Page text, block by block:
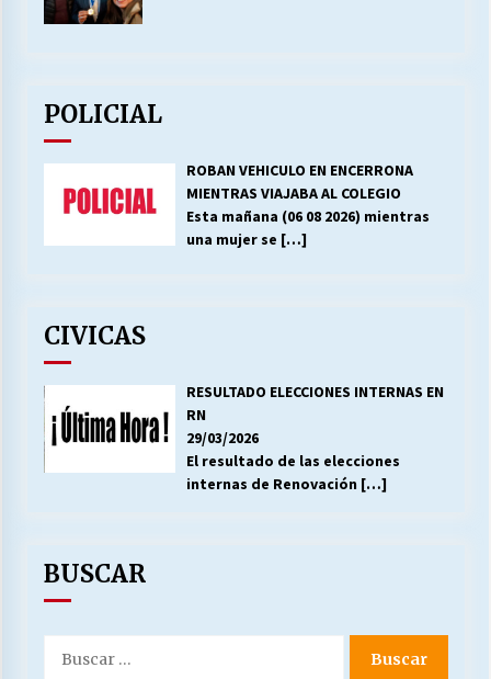
POLICIAL
ROBAN VEHICULO EN ENCERRONA
MIENTRAS VIAJABA AL COLEGIO
Esta mañana (06 08 2026) mientras
una mujer se […]
CIVICAS
RESULTADO ELECCIONES INTERNAS EN
RN
29/03/2026
El resultado de las elecciones
internas de Renovación […]
BUSCAR
por: